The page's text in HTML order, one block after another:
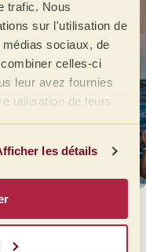
trafic. Nous
sur l'utilisation de
sociaux, de
celles-ci
leur avez fournies
utilisation de leurs
les détails
: quand la